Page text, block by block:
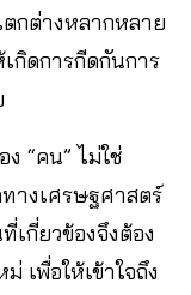
กต่างหลากหลาย
กิดการกีดกันการ
“คน” ไม่ใช่
างเศรษฐศาสตร์
เกี่ยวข้องจึงต้อง
เพื่อให้เข้าใจถึง